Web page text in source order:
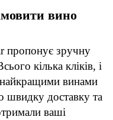
вино
пропонує зручну
кілька кліків, і
винами
доставку та
ваші